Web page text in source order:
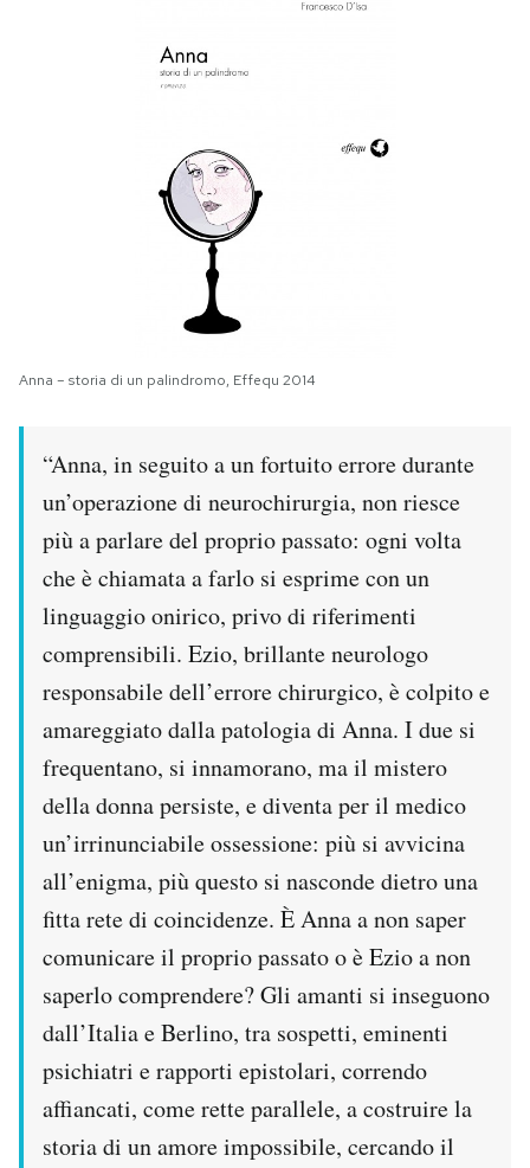
AREA PERSONALE
Notifiche mobile
Hai bisogno di aiuto?
Anna – storia di un palindromo, Effequ 2014
“Anna, in seguito a un fortuito errore durante
un’operazione di neurochirurgia, non riesce
più a parlare del proprio passato: ogni volta
che è chiamata a farlo si esprime con un
linguaggio onirico, privo di riferimenti
comprensibili. Ezio, brillante neurologo
responsabile dell’errore chirurgico, è colpito e
amareggiato dalla patologia di Anna. I due si
frequentano, si innamorano, ma il mistero
della donna persiste, e diventa per il medico
un’irrinunciabile ossessione: più si avvicina
all’enigma, più questo si nasconde dietro una
fitta rete di coincidenze. È Anna a non saper
comunicare il proprio passato o è Ezio a non
saperlo comprendere? Gli amanti si inseguono
dall’Italia e Berlino, tra sospetti, eminenti
psichiatri e rapporti epistolari, correndo
affiancati, come rette parallele, a costruire la
storia di un amore impossibile, cercando il